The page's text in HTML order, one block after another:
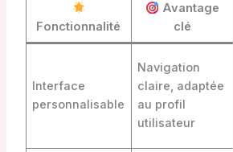
Fonctionnalité
Avantage
clé
Interface
personnalisable
Navigation
claire, adaptée
au profil
utilisateur